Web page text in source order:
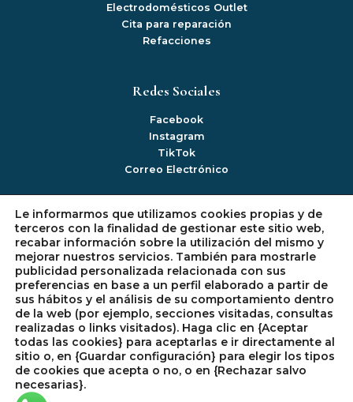
Electrodomésticos Outlet
Cita para reparación
Refacciones
Redes Sociales
Facebook
Instagram
TikTok
Correo Electrónico
Información
Mi cuenta
Politica de Privacidad
Política de Devoluciones
Política de Cookies
Copyright © 2026 SIE Electrodomésticos en CDMX |
Desarrollado por
Le informarmos que utilizamos cookies propias y de
terceros con la finalidad de gestionar este sitio web,
recabar información sobre la utilización del mismo y
mejorar nuestros servicios. También para mostrarle
publicidad personalizada relacionada con sus
preferencias en base a un perfil elaborado a partir de
sus hábitos y el análisis de su comportamiento dentro
de la web (por ejemplo, secciones visitadas, consultas
realizadas o links visitados). Haga clic en {Aceptar
todas las cookies} para aceptarlas e ir directamente al
sitio o, en {Guardar configuración} para elegir los tipos
de cookies que acepta o no, o en {Rechazar salvo
necesarias}.